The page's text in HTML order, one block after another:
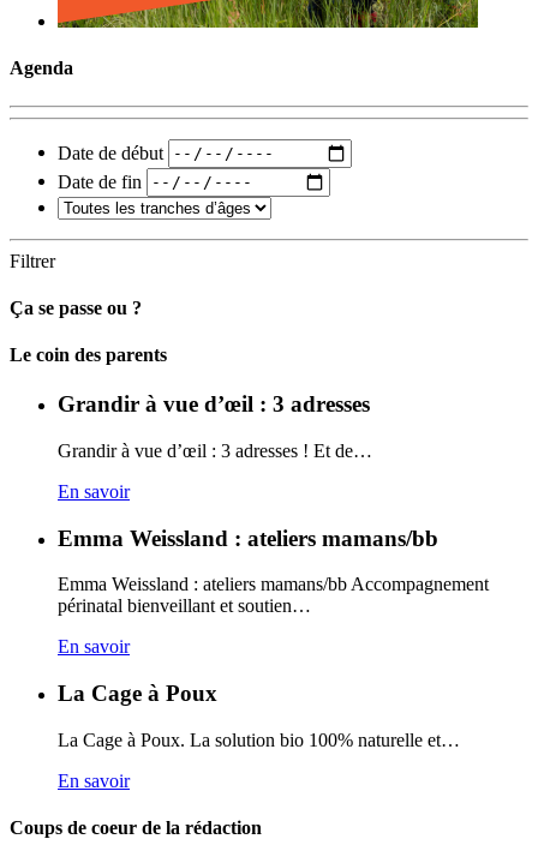
Agenda
Date de début
Date de fin
Filtrer
Ça se passe ou ?
Carto
Le coin des parents
Grandir à vue d’œil : 3 adresses
Grandir à vue d’œil : 3 adresses ! Et de…
En savoir
Emma Weissland : ateliers mamans/bb
Emma Weissland : ateliers mamans/bb Accompagnement
périnatal bienveillant et soutien…
En savoir
La Cage à Poux
La Cage à Poux. La solution bio 100% naturelle et…
En savoir
Coups de coeur de la rédaction